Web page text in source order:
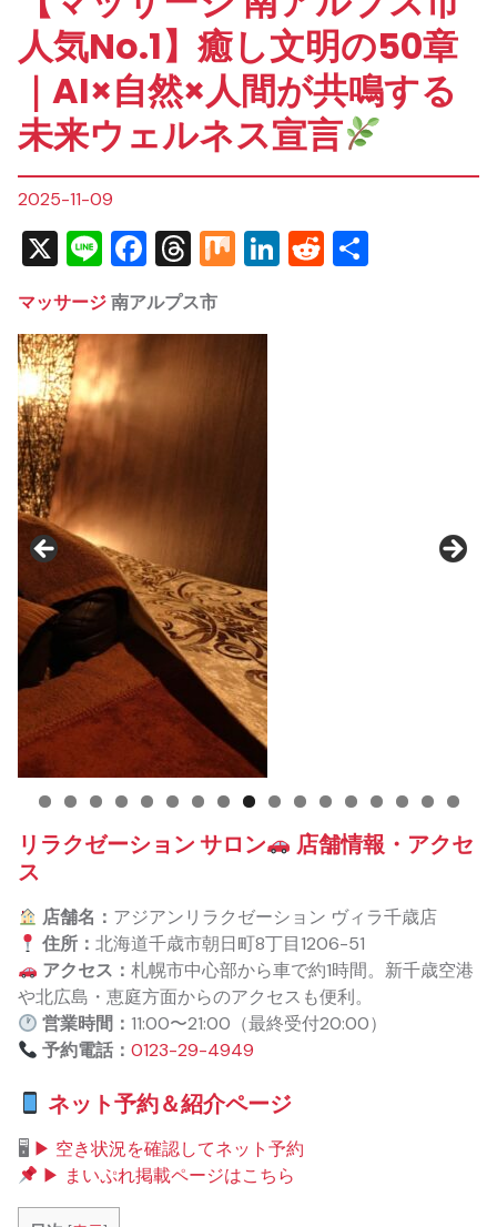
人気No.1】癒し文明の50章
｜AI×自然×人間が共鳴する
未来ウェルネス宣言
2025-11-09
X LineFacebook
Threads
MixLinkedIn
Reddit
マッサージ南アルプス市
リラクゼーション サロン
店舗情報・アクセ
ス
店舗名： アジアンリラクゼーション ヴィラ千歳店
住所：北海道千歳市朝日町8丁目1206-51
アクセス：札幌市中心部から車で約1時間。新千歳空港
や北広島・恵庭方面からのアクセスも便利。
営業時間：11:00〜21:00（最終受付20:00）
予約電話：0123-29-4949
ネット予約＆紹介ページ
🖥 ▶ 空き状況を確認してネット予約
▶ まいぷれ掲載ページはこちら